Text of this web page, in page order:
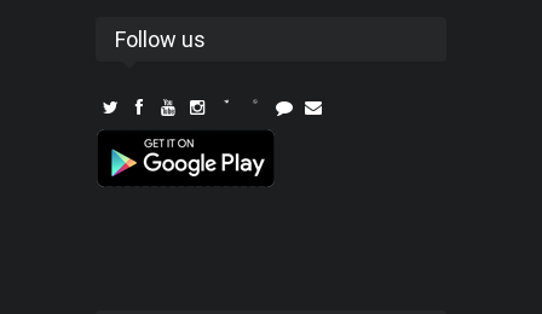
Follow us